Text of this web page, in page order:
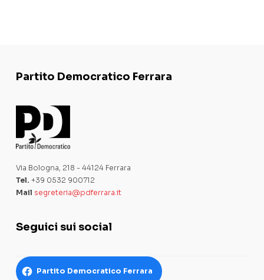
Partito Democratico Ferrara
Via Bologna, 218 - 44124 Ferrara
Tel. +39 0532 900712
Mail segreteria@pdferrara.it
Seguici sui social
Partito Democratico Ferrara